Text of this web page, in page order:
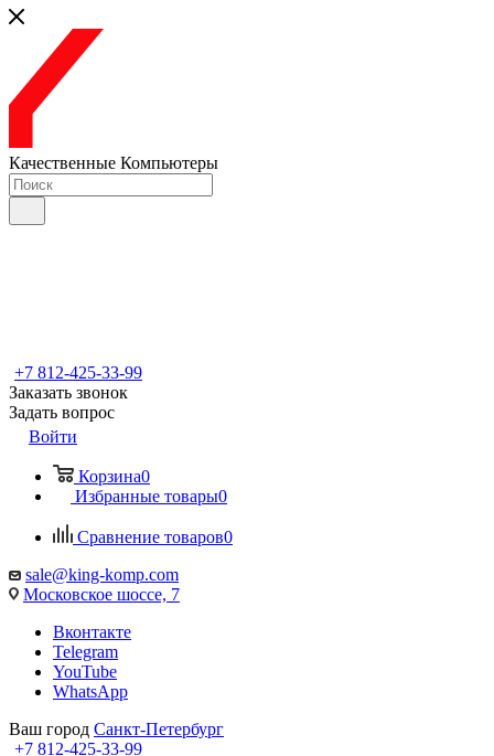
Качественные Компьютеры
+7 812-425-33-99
Заказать звонок
Задать вопрос
Войти
Корзина0
Избранные товары0
Сравнение товаров0
sale@king-komp.com
Московское шоссе, 7
Вконтакте
Telegram
YouTube
WhatsApp
Ваш город Санкт-Петербург
+7 812-425-33-99